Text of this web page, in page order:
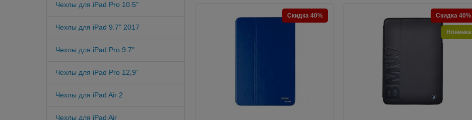
Чехлы для iPad Pro 10.5"
Чехлы для iPad 9.7" 2017
Чехлы для iPad Pro 9.7"
Чехлы для iPad Pro 12,9”
Чехлы для iPad Air 2
Чехлы для iPad Air
Скидка 40% Скидка 40%
Новинка